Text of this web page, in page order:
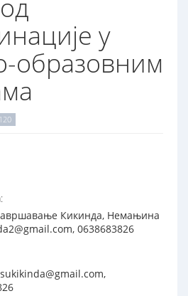
у
образовним
Кикинда, Немањина
0638683826